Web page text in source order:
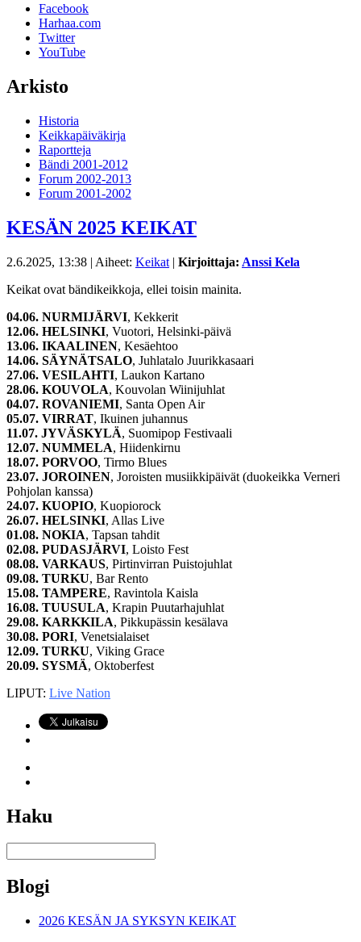
Facebook
Harhaa.com
Twitter
YouTube
Arkisto
Historia
Keikkapäiväkirja
Raportteja
Bändi 2001-2012
Forum 2002-2013
Forum 2001-2002
KESÄN 2025 KEIKAT
2.6.2025, 13:38 | Aiheet: Keikat | Kirjoittaja: Anssi Kela
Keikat ovat bändikeikkoja, ellei toisin mainita.
04.06. NURMIJÄRVI, Kekkerit
12.06. HELSINKI, Vuotori, Helsinki-päivä
13.06. IKAALINEN, Kesäehtoo
14.06. SÄYNÄTSALO, Juhlatalo Juurikkasaari
27.06. VESILAHTI, Laukon Kartano
28.06. KOUVOLA, Kouvolan Wiinijuhlat
04.07. ROVANIEMI, Santa Open Air
05.07. VIRRAT, Ikuinen juhannus
11.07. JYVÄSKYLÄ, Suomipop Festivaali
12.07. NUMMELA, Hiidenkirnu
18.07. PORVOO, Tirmo Blues
23.07. JOROINEN, Joroisten musiikkipäivät (duokeikka Verneri
Pohjolan kanssa)
24.07. KUOPIO, Kuopiorock
26.07. HELSINKI, Allas Live
01.08. NOKIA, Tapsan tahdit
02.08. PUDASJÄRVI, Loisto Fest
08.08. VARKAUS, Pirtinvirran Puistojuhlat
09.08. TURKU, Bar Rento
15.08. TAMPERE, Ravintola Kaisla
16.08. TUUSULA, Krapin Puutarhajuhlat
29.08. KARKKILA, Pikkupässin kesälava
30.08. PORI, Venetsialaiset
12.09. TURKU, Viking Grace
20.09. SYSMÄ, Oktoberfest
LIPUT: Live Nation
Haku
Blogi
2026 KESÄN JA SYKSYN KEIKAT